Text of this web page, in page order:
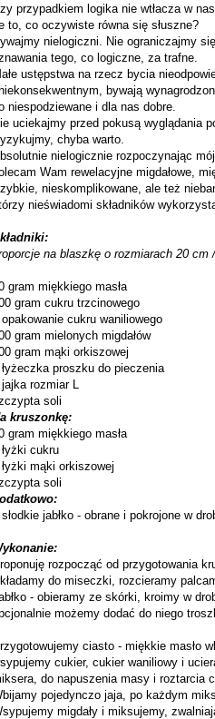
przypadkiem logika nie wtłacza w
to, co oczywiste równa się słuszne?
nielogiczni. Nie ograniczajmy
tego, co logiczne, za trafne.
ustępstwa na rzecz bycia
bywają
niespodziewane i dla nas dobre.
uciekajmy przed pokusą wyglądania
chyba warto.
nielogicznie rozpoczynając
Wam rewelacyjne migdałowe,
nieskomplikowane, ale też
nieświadomi składników
na blaszkę o rozmiarach 20 cm
gram miękkiego masła
gram cukru trzcinowego
opakowanie cukru waniliowego
gram mielonych migdałów
gram mąki orkiszowej
łyżeczka proszku do pieczenia
jajka rozmiar L
soli
kruszonkę:
gram miękkiego masła
łyżki cukru
mąki orkiszowej
soli
słodkie jabłko - obrane i pokrojone w
rozpocząć od przygotowania
do miseczki, rozcieramy
- obieramy ze skórki, kroimy w
możemy dodać do niego
ciasto - miękkie masło
cukier, cukier waniliowy i
do napuszenia masy i roztarcia
pojedynczo jaja, po każdym
migdały i miksujemy,